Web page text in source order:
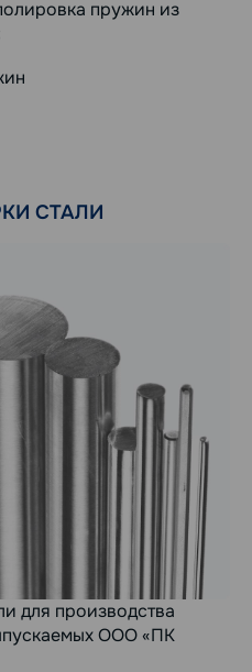
пружин из
СТАЛИ
для производства
ООО «ПК